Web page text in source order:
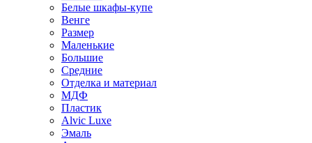
Белые шкафы-купе
Венге
Размер
Маленькие
Большие
Средние
Отделка и материал
МДФ
Пластик
Alvic Luxe
Эмаль